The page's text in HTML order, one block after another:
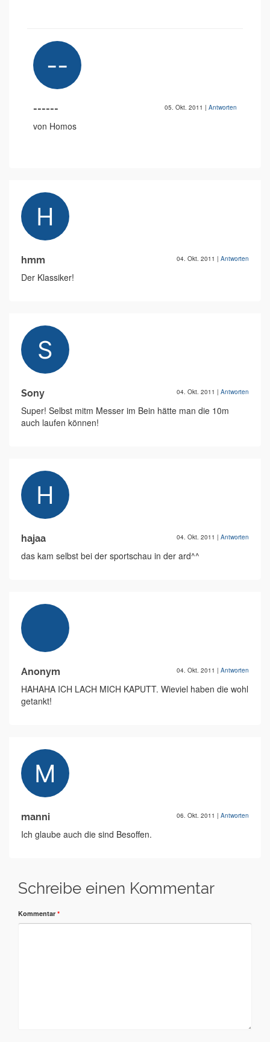
------ 05. Okt. 2011 | Antworten
von Homos
hmm 04. Okt. 2011 | Antworten
Der Klassiker!
Sony 04. Okt. 2011 | Antworten
Super! Selbst mitm Messer im Bein hätte man die 10m
auch laufen können!
hajaa 04. Okt. 2011 | Antworten
das kam selbst bei der sportschau in der ard^^
Anonym 04. Okt. 2011 | Antworten
HAHAHA ICH LACH MICH KAPUTT. Wieviel haben die wohl
getankt!
manni 06. Okt. 2011 | Antworten
Ich glaube auch die sind Besoffen.
Schreibe einen Kommentar
Kommentar *